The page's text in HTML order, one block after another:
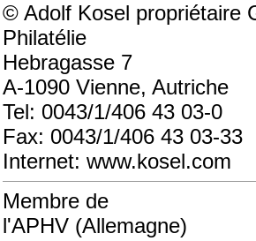
© Adolf Kosel propriétaire
Philatélie
Hebragasse 7
A-1090 Vienne, Autriche
Tel: 0043/1/406 43 03-0
Fax: 0043/1/406 43 03-33
Internet: www.kosel.com
Membre de
l'APHV (Allemagne)